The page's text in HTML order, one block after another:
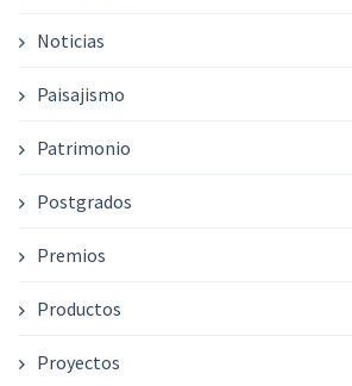
Noticias
Paisajismo
Patrimonio
Postgrados
Premios
Productos
Proyectos